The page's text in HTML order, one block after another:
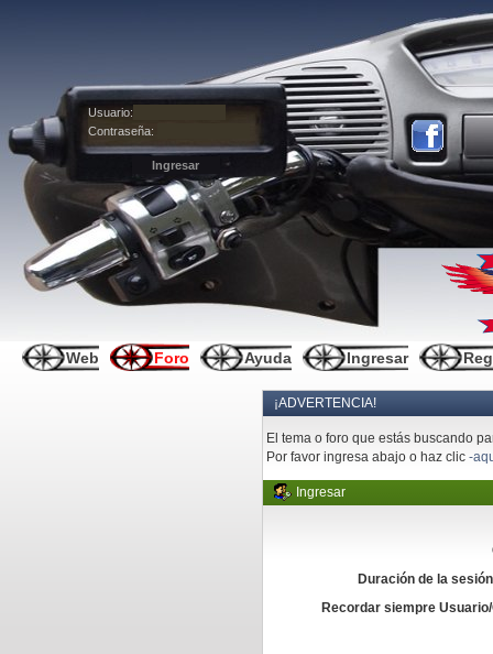
Usuario:
Contraseña:
Web Foro Ayuda Ingresar
¡ADVERTENCIA!
El tema o foro que estás buscando
Por favor ingresa abajo o haz clic-
Ingresar
Duración de la
Recordar siempre